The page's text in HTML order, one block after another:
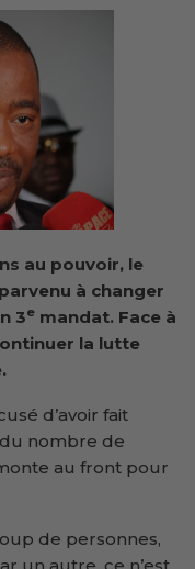
au pouvoir, le
à changer
3e mandat. Face à
la lutte
d’avoir fait
nombre de
au front pour
de personnes,
un autre, ce n’est